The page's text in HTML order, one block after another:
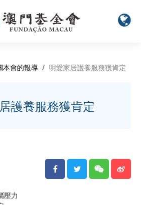
本會的報導 / 明愛家居護養服務獲肯定
護養服務獲肯定
壓力